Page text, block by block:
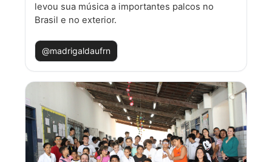
levou sua música a importantes palcos no
Brasil e no exterior.
@madrigaldaufrn